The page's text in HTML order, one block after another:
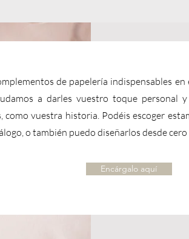
de papelería indispensables en
a darles vuestro toque personal
como vuestra historia. Podéis escoger
o también puedo diseñarlos desde cero
Encárgalo aquí